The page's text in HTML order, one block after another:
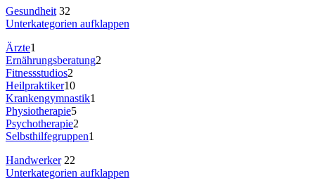
Gesundheit 32
Unterkategorien aufklappen
Ärzte1
Ernährungsberatung2
Fitnessstudios2
Heilpraktiker10
Krankengymnastik1
Physiotherapie5
Psychotherapie2
Selbsthilfegruppen1
Handwerker22
Unterkategorien aufklappen